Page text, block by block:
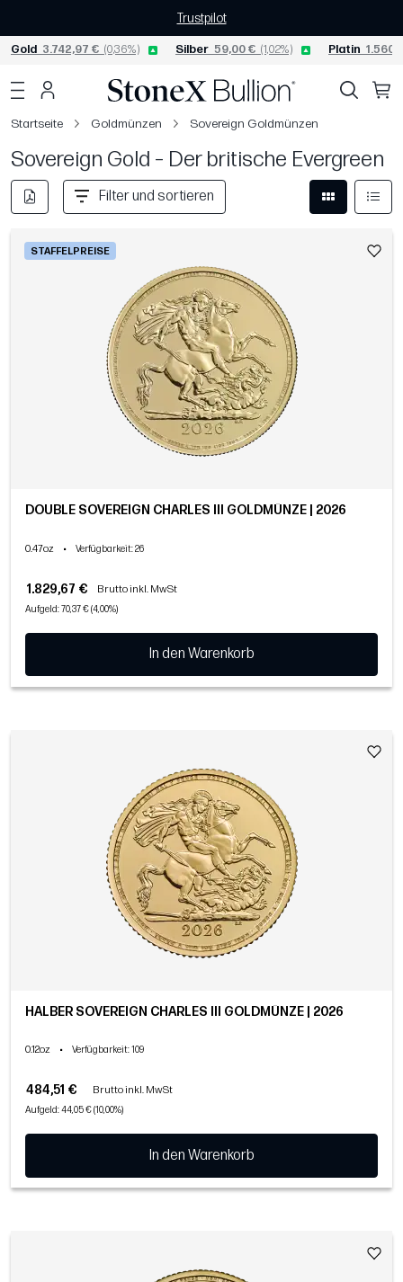
Trustpilot
Gold 3.742,97 € (0,36%) Silber 59,00 € (1,02%) Platin
Startseite Goldmünzen Sovereign Goldmünzen
Sovereign Gold – Der britische Evergreen
Filter und sortieren
STAFFELPREISE
DOUBLE SOVEREIGN CHARLES III GOLDMÜNZE | 2026
0.47oz • Verfügbarkeit: 26
1.829,67 € Brutto inkl. MwSt
Aufgeld: 70,37 € (4,00%)
In den Warenkorb
HALBER SOVEREIGN CHARLES III GOLDMÜNZE | 2026
0.12oz • Verfügbarkeit: 109
484,51 € Brutto inkl. MwSt
Aufgeld: 44,05 € (10,00%)
In den Warenkorb